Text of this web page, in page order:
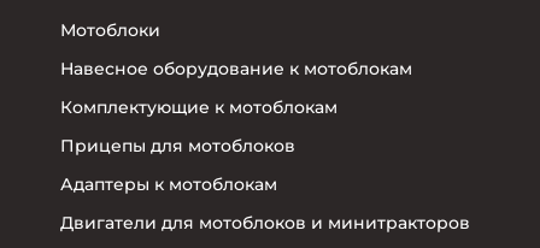
Мотоблоки
Навесное оборудование к мотоблокам
Комплектующие к мотоблокам
Прицепы для мотоблоков
Адаптеры к мотоблокам
Двигатели для мотоблоков и минитракторов